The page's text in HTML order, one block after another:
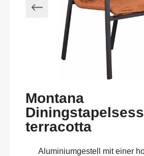
Montana
terracotta
Aluminiumgestell mit einer